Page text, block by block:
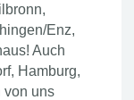
Enz,
Auch
Hamburg,
von uns